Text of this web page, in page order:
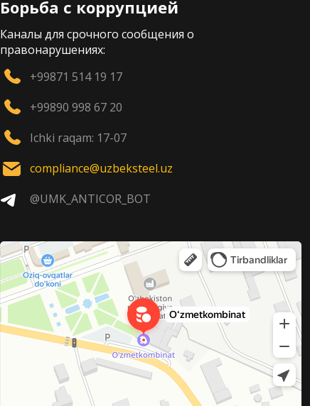
Борьба с коррупцией
Каналы для срочного сообщения о
правонарушениях:
+99871 514 19 17
+99890 998 67 20
Ichki raqam: 17-07
compliance@uzbeksteel.uz
@UMK_ANTICOR_BOT